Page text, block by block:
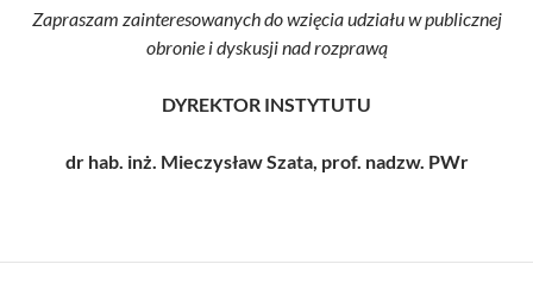
Zapraszam zainteresowanych do wzięcia udziału w publicznej
obronie i dyskusji nad rozprawą
DYREKTOR INSTYTUTU
dr hab. inż. Mieczysław Szata, prof. nadzw. PWr